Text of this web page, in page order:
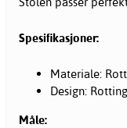
Spesifikasjoner:
Materiale:
Design:
Måle: